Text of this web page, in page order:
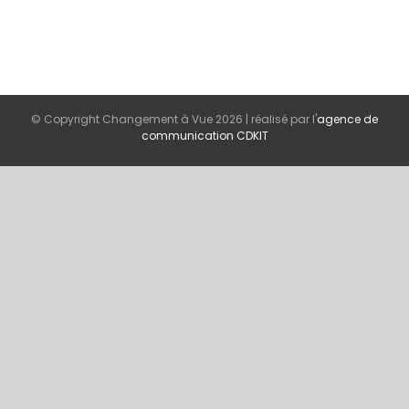
© Copyright Changement à Vue 2026 | réalisé par l'agence de
communication CDKIT